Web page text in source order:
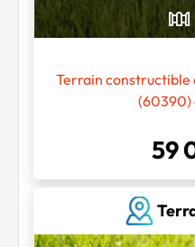
Terrain constructible
(60390)
59